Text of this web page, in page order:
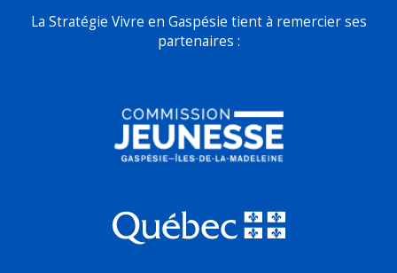
La Stratégie Vivre en Gaspésie tient à remercier ses
partenaires :